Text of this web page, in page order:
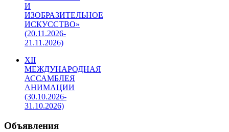
И
ИЗОБРАЗИТЕЛЬНОЕ
ИСКУССТВО»
(20.11.2026-
21.11.2026)
XII
МЕЖДУНАРОДНАЯ
АССАМБЛЕЯ
АНИМАЦИИ
(30.10.2026-
31.10.2026)
Объявления